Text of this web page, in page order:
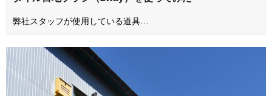
弊社スタッフが使用している道具…